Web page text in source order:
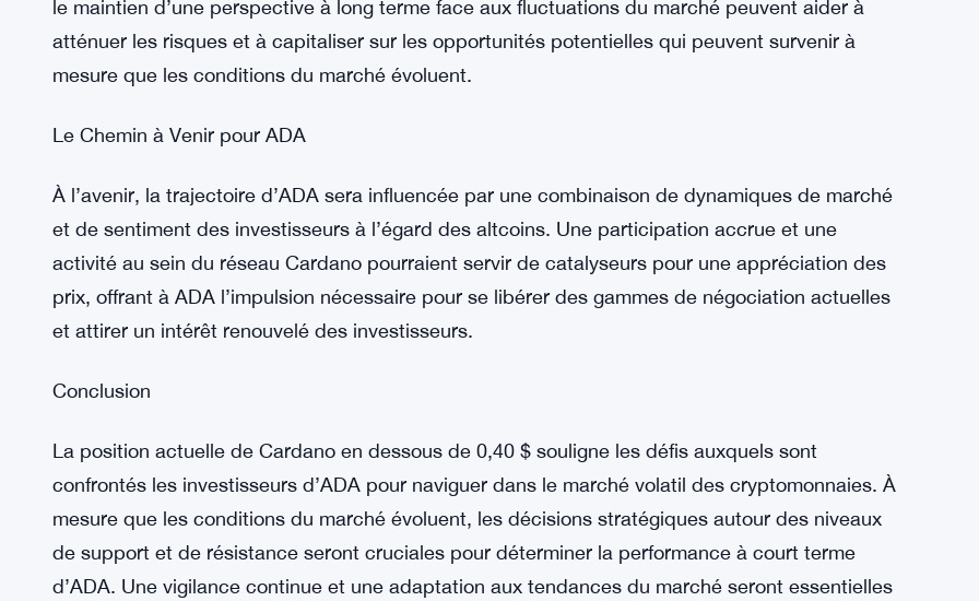
Considérations Stratégiques pour les Détenteurs d’ADA
prudente est crucial. Évaluer les signaux du marché, y compris les volumes de négociation, les
sur les perspectives à court terme d’ADA. La diversification des stratégies d’investissement et
le maintien d’une perspective à long terme face aux fluctuations du marché peuvent aider à
atténuer les risques et à capitaliser sur les opportunités potentielles qui peuvent survenir à
mesure que les conditions du marché évoluent.
et de sentiment des investisseurs à l’égard des altcoins. Une participation accrue et une
activité au sein du réseau Cardano pourraient servir de catalyseurs pour une appréciation des
prix, offrant à ADA l’impulsion nécessaire pour se libérer des gammes de négociation actuelles
et attirer un intérêt renouvelé des investisseurs.